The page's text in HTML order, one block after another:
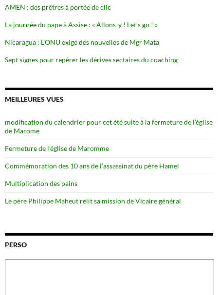
AMEN : des prêtres à portée de clic
La journée du pape à Assise : « Allons-y ! Let’s go ! »
Nicaragua : L’ONU exige des nouvelles de Mgr Mata
Sept signes pour repérer les dérives sectaires du coaching
MEILLEURES VUES
modification du calendrier pour cet été suite à la fermeture de l’église
de Marome
Fermeture de l’église de Maromme
Commémoration des 10 ans de l’assassinat du père Hamel
Multiplication des pains
Le père Philippe Maheut relit sa mission de Vicaire général
PERSO